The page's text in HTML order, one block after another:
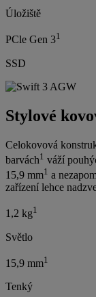
Úložiště
PCle Gen 31
SSD
Stylové
Celokovová
barvách1 váží
15,9 mm1 a
zařízení lehce
1,2 kg1
Světlo
15,9 mm1
Tenký